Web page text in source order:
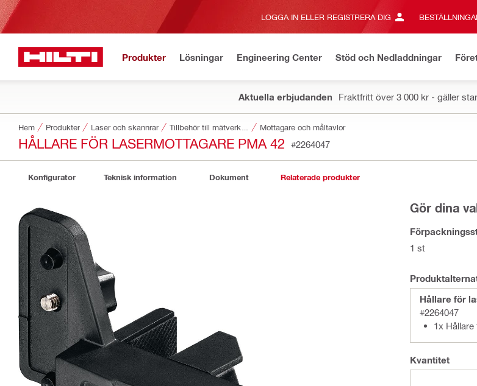
LOGGA IN ELLER REGISTRERA DIG
Produkter Lösningar Engineering Center Stöd och Nedladdningar
Aktuella erbjudanden Fraktfritt över 3 000 kr - gäller
Hem Produkter Laser och skannrar Mottagare och måltavlor
HÅLLARE FÖR LASERMOTTAGARE PMA 42 #2264047
Konfigurator Teknisk information Dokument Relaterade produkter
Gör dina
1 st
Hållare för
#2264047
1x
Kvantitet